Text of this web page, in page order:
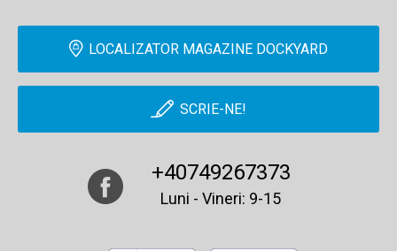
LOCALIZATOR MAGAZINE DOCKYARD
+40749267373
Luni - Vineri: 9-15
SCRIE-NE!